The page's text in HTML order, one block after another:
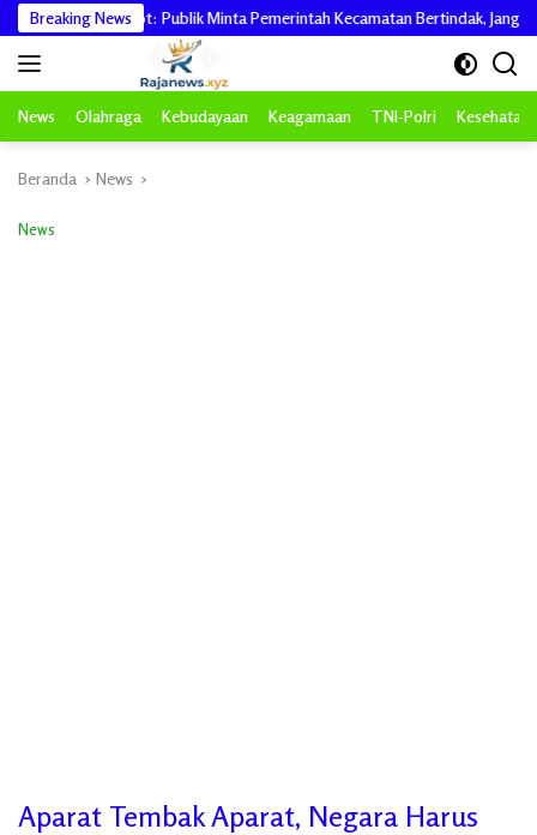
Langsung
ke
konten
Breaking News
Disorot: Publik Minta Pemerintah Kecamatan Bertindak, Jangan Memicu
News Olahraga Kebudayaan Keagamaan TNI-Polri Kesehatan
Beranda News
News
Aparat Tembak Aparat, Negara Harus